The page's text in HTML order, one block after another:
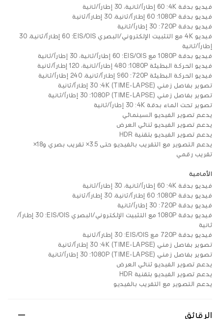
فيديو بدقة 4K: ‏60 إطاراً/ثانية، ‏30 إطاراً/ثانية
فيديو بدقة 1080P: ‏60 إطاراً/ثانية، ‏30 إطاراً/ثانية
فيديو بدقة 720P: ‏30 إطاراً/ثانية
فيديو 4K مع التثبيت الإلكتروني/البصري EIS/OIS: ‏60 إطاراً/ثانية، ‏30
إطاراً/ثانية
فيديو بدقة 1080P مع EIS/OIS: ‏60 إطاراً/ثانية، ‏30 إطاراً/ثانية
فيديو الحركة البطيئة 1080P: ‏480 إطاراً/ثانية، ‏120 إطاراً/ثانية
فيديو الحركة البطيئة 720P: ‏960 إطاراً/ثانية، ‏240 إطاراً/ثانية
تصوير بفاصل زمني 4K (TIME-LAPSE): ‏30 إطاراً/ثانية
تصوير بفاصل زمني 1080P (TIME-LAPSE): ‏30 إطاراً/ثانية
تصوير تحت الماء بدقة 4K: ‏30 إطاراً/ثانية
يدعم تصوير الفيديو السينمائي
يدعم تصوير الفيديو ثنائي العرض
يدعم تصوير الفيديو بتقنية HDR
يدعم التصوير مع التقريب بالفيديو حتى 3.5× تقريب بصري و18×
تقريب رقمي
الأمامية
فيديو بدقة 4K: ‏60 إطاراً/ثانية، ‏30 إطاراً/ثانية
فيديو بدقة 1080P: ‏60 إطاراً/ثانية، ‏30 إطاراً/ثانية
فيديو بدقة 720P: ‏30 إطاراً/ثانية
فيديو بدقة 1080P مع التثبيت الإلكتروني/البصري EIS/OIS: ‏30 إطاراً/
ثانية
فيديو بدقة 720P مع EIS/OIS: ‏30 إطاراً/ثانية
تصوير بفاصل زمني 4K (TIME-LAPSE): ‏30 إطاراً/ثانية
تصوير بفاصل زمني 1080P (TIME-LAPSE): ‏30 إطاراً/ثانية
يدعم تصوير الفيديو ثنائي العرض
يدعم تصوير الفيديو بتقنية HDR
يدعم التصوير مع التقريب بالفيديو
الرقائق